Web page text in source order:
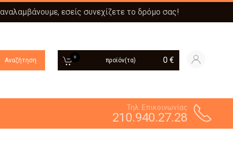
εσείς συνεχίζετε το δρόμο σας!
Αναζήτηση 0 προϊόν(τα) 0 €
Τηλ. Επικοινωνίας
210.940.27.28